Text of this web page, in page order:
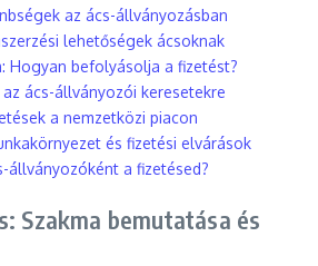
az ács-állványozásban
lehetőségek ácsoknak
Hogyan befolyásolja a fizetést?
ács-állványozói keresetekre
a nemzetközi piacon
és fizetési elvárások
állványozóként a fizetésed?
Szakma bemutatása és